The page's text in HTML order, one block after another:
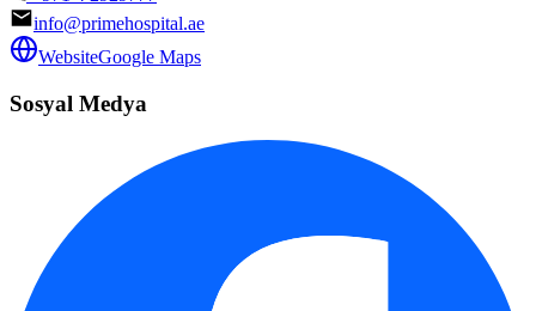
info@primehospital.ae
WebsiteGoogle Maps
Sosyal Medya